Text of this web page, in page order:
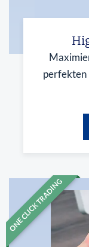
perfekten
ONE CLICK TRADING